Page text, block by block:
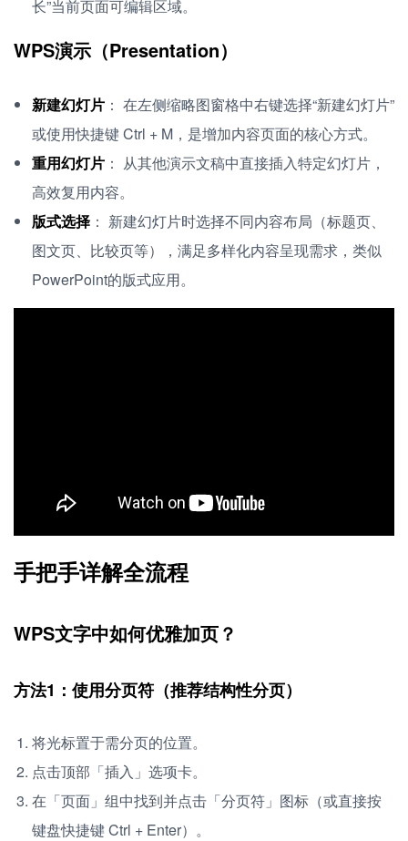
长”当前页面可编辑区域。
WPS演示（Presentation）
新建幻灯片 ： 在左侧缩略图窗格中右键选择“新建幻灯片”
或使用快捷键 Ctrl + M，是增加内容页面的核心方式。
重用幻灯片 ： 从其他演示文稿中直接插入特定幻灯片，
高效复用内容。
版式选择 ： 新建幻灯片时选择不同内容布局（标题页、
图文页、比较页等），满足多样化内容呈现需求，类似
PowerPoint的版式应用。
手把手详解全流程
WPS文字中如何优雅加页？
方法1：使用分页符（推荐结构性分页）
将光标置于需分页的位置。
点击顶部「插入」选项卡。
在「页面」组中找到并点击「分页符」图标（或直接按
键盘快捷键 Ctrl + Enter）。